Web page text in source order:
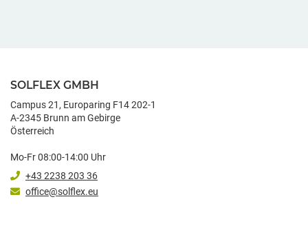
SOLFLEX GMBH
Campus 21, Europaring F14 202-1
A-2345 Brunn am Gebirge
Österreich
Mo-Fr 08:00-14:00 Uhr
+43 2238 203 36
office@solflex.eu